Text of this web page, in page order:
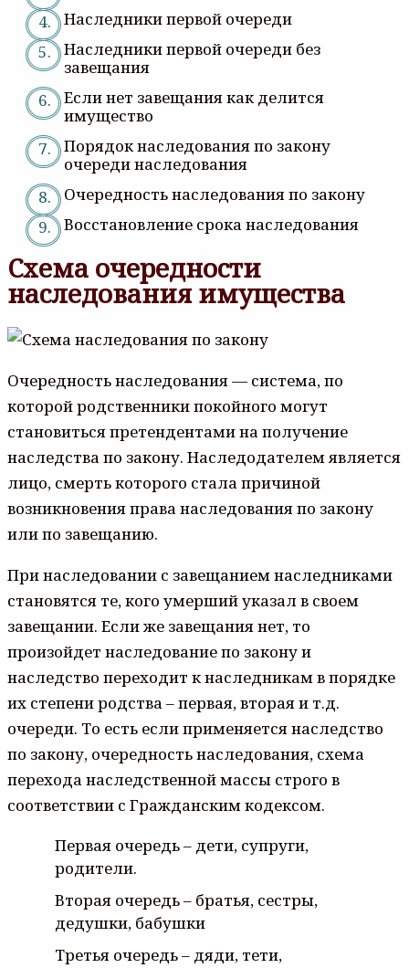
Наследники первой очереди
Наследники первой очереди без
завещания
Если нет завещания как делится
имущество
Порядок наследования по закону
очереди наследования
Очередность наследования по закону
Восстановление срока наследования
Схема очередности
наследования имущества
Очередность наследования — система, по
которой родственники покойного могут
становиться претендентами на получение
наследства по закону. Наследодателем является
лицо, смерть которого стала причиной
возникновения права наследования по закону
или по завещанию.
При наследовании с завещанием наследниками
становятся те, кого умерший указал в своем
завещании. Если же завещания нет, то
произойдет наследование по закону и
наследство переходит к наследникам в порядке
их степени родства – первая, вторая и т.д.
очереди. То есть если применяется наследство
по закону, очередность наследования, схема
перехода наследственной массы строго в
соответствии с Гражданским кодексом.
Первая очередь – дети, супруги,
родители.
Вторая очередь – братья, сестры,
дедушки, бабушки
Третья очередь – дяди, тети,